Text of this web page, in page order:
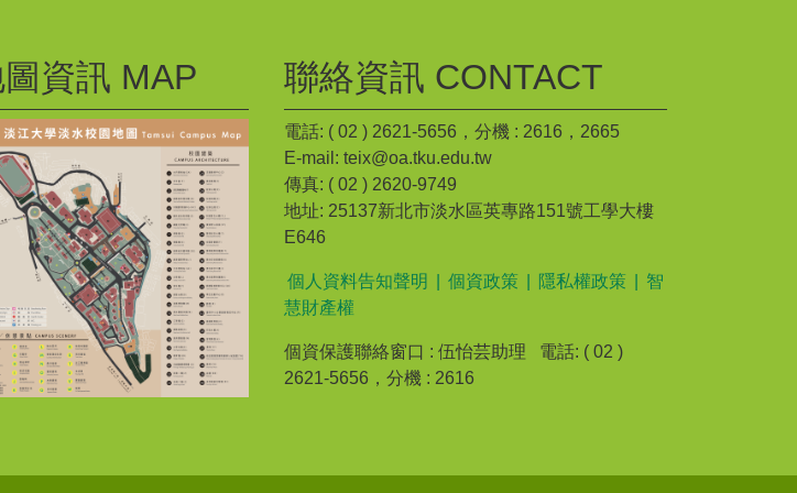
資訊 MAP 聯絡資訊 CONTACT
電話: ( 02 ) 2621-5656，分機 : 2616，2665
E-mail: teix@oa.tku.edu.tw
傳真: ( 02 ) 2620-9749
地址: 25137新北市淡水區英專路151號工學大樓
E646
個人資料告知聲明 個資政策 隱私權政策
智
慧財產權
個資保護聯絡窗口 : 伍怡芸助理 電話: ( 02 )
2621-5656，分機 : 2616